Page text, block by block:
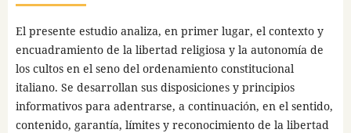
El presente estudio analiza, en primer lugar, el contexto y
encuadramiento de la libertad religiosa y la autonomía de
los cultos en el seno del ordenamiento constitucional
italiano. Se desarrollan sus disposiciones y principios
informativos para adentrarse, a continuación, en el sentido,
contenido, garantía, límites y reconocimiento de la libertad